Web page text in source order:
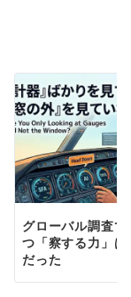
グローバル調査
つ「察する力」
だった